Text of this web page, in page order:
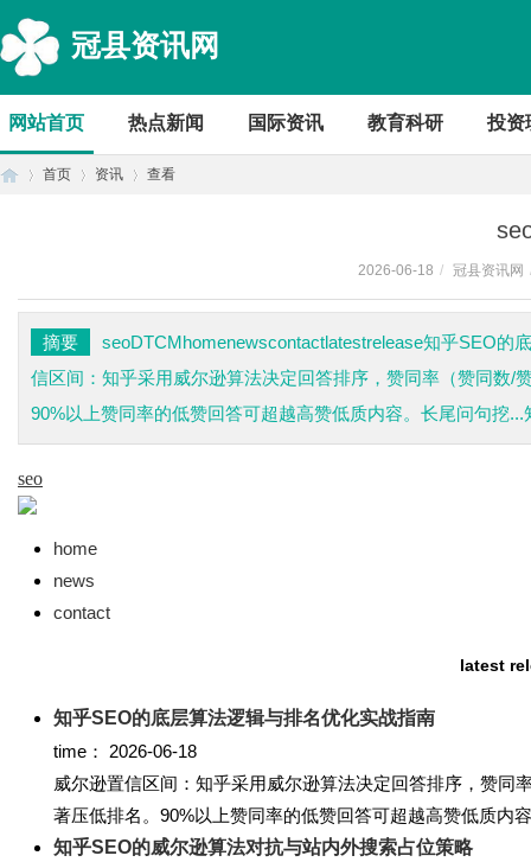
冠县资讯网
网站首页 热点新闻 国际资讯 教育科研 投资
首页 资讯 查看
2026-06-18 / 冠县资讯网
摘要
seoDTCMhomenewscontactlatestrelease知乎SEO的
信区间：知乎采用威尔逊算法决定回答排序，赞同率（赞同数/
90%以上赞同率的低赞回答可超越高赞低质内容。长尾问句挖
seo
home
news
contact
latest
知乎SEO的底层算法逻辑与排名优化实战指南
time：
2026-06-18
威尔逊置信区间：知乎采用威尔逊算法决定回答排序，赞
著压低排名。90%以上赞同率的低赞回答可超越高赞低质内
知乎SEO的威尔逊算法对抗与站内外搜索占位策略